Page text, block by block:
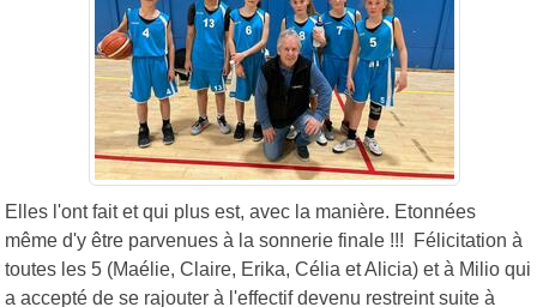
Elles l'ont fait et qui plus est, avec la manière. Etonnées
même d'y être parvenues à la sonnerie finale !!! Félicitation à
toutes les 5 (Maélie, Claire, Erika, Célia et Alicia) et à Milio qui
a accepté de se rajouter à l'effectif devenu restreint suite à